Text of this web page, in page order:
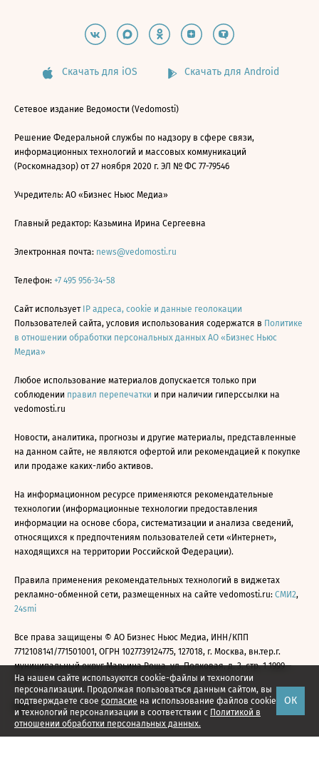
На нашем сайте используются cookie-файлы и технологии
персонализации. Продолжая пользоваться данным сайтом, вы
подтверждаете свое согласие на использование файлов cookie
и технологий персонализации в соответствии с Политикой в
отношении обработки персональных данных.
ОК
Скачать для iOS Скачать для Android
Сетевое издание Ведомости (Vedomosti)
Решение Федеральной службы по надзору в сфере связи,
информационных технологий и массовых коммуникаций
(Роскомнадзор) от 27 ноября 2020 г. ЭЛ № ФС 77-79546
Учредитель: АО «Бизнес Ньюс Медиа»
Главный редактор: Казьмина Ирина Сергеевна
Электронная почта: news@vedomosti.ru
Телефон: +7 495 956-34-58
Сайт использует IP адреса, cookie и данные геолокации
Пользователей сайта, условия использования содержатся в Политике
в отношении обработки персональных данных АО «Бизнес Ньюс
Медиа»
Любое использование материалов допускается только при
соблюдении правил перепечатки и при наличии гиперссылки на
vedomosti.ru
Новости, аналитика, прогнозы и другие материалы, представленные
на данном сайте, не являются офертой или рекомендацией к покупке
или продаже каких-либо активов.
На информационном ресурсе применяются рекомендательные
технологии (информационные технологии предоставления
информации на основе сбора, систематизации и анализа сведений,
относящихся к предпочтениям пользователей сети «Интернет»,
находящихся на территории Российской Федерации).
Правила применения рекомендательных технологий в виджетах
рекламно-обменной сети, размещенных на сайте vedomosti.ru: СМИ2,
24smi
Все права защищены © АО Бизнес Ньюс Медиа, ИНН/КПП
7712108141/771501001, ОГРН 1027739124775, 127018, г. Москва, вн.тер.г.
муниципальный округ Марьина Роща, ул. Полковая, д. 3, стр. 1 1999—
2026